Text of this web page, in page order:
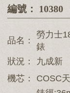
編號： 10380
品名：
勞力士
錶
狀況：
九成新
機芯：
COSC